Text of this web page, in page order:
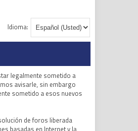
Idioma:
legalmente sometido a
avisarle, sin embargo
sometido a esos nuevos
de foros liberada
basadas en Internet y la